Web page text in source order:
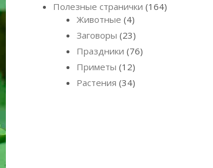
Полезные странички (164)
Животные (4)
Заговоры (23)
Праздники (76)
Приметы (12)
Растения (34)